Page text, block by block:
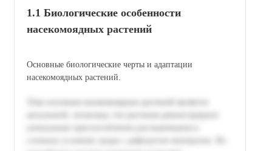
1.1 Биологические особенности
насекомоядных растений
Основные биологические черты и адаптации
насекомоядных растений.